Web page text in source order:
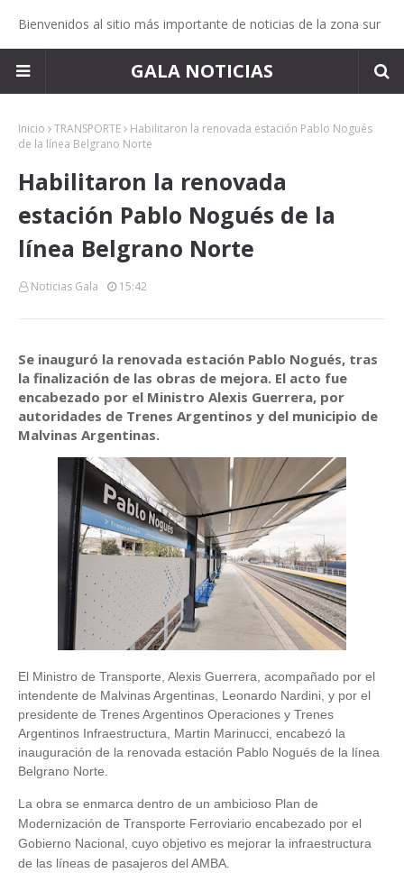
Bienvenidos al sitio más importante de noticias de la zona sur
GALA NOTICIAS
Inicio TRANSPORTE
Habilitaron la renovada estación Pablo Nogués
de la línea Belgrano Norte
Habilitaron la renovada
estación Pablo Nogués de la
línea Belgrano Norte
Noticias Gala 15:42
Se inauguró la renovada estación Pablo Nogués, tras
la finalización de las obras de mejora. El acto fue
encabezado por el Ministro Alexis Guerrera, por
autoridades de Trenes Argentinos y del municipio de
Malvinas Argentinas.
El Ministro de Transporte, Alexis Guerrera, acompañado por el
intendente de Malvinas Argentinas, Leonardo Nardini, y por el
presidente de Trenes Argentinos Operaciones y Trenes
Argentinos Infraestructura, Martin Marinucci, encabezó la
inauguración de la renovada estación Pablo Nogués de la línea
Belgrano Norte.
La obra se enmarca dentro de un ambicioso Plan de
Modernización de Transporte Ferroviario encabezado por el
Gobierno Nacional, cuyo objetivo es mejorar la infraestructura
de las líneas de pasajeros del AMBA.